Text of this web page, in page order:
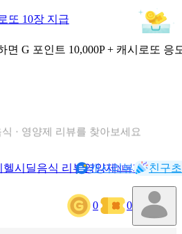
또 10장 지급
면 G 포인트 10,000P + 캐시로또 응
로리와 영양성분을 검색해보세요
헬시딜음식 리뷰영양제NEW기록
캐시리뷰 친구
0 0